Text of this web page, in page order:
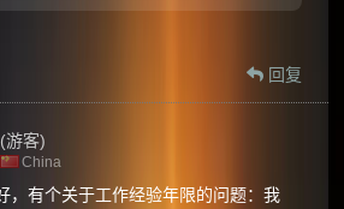
回复
(游客)
China
，有个关于工作经验年限的问题：我